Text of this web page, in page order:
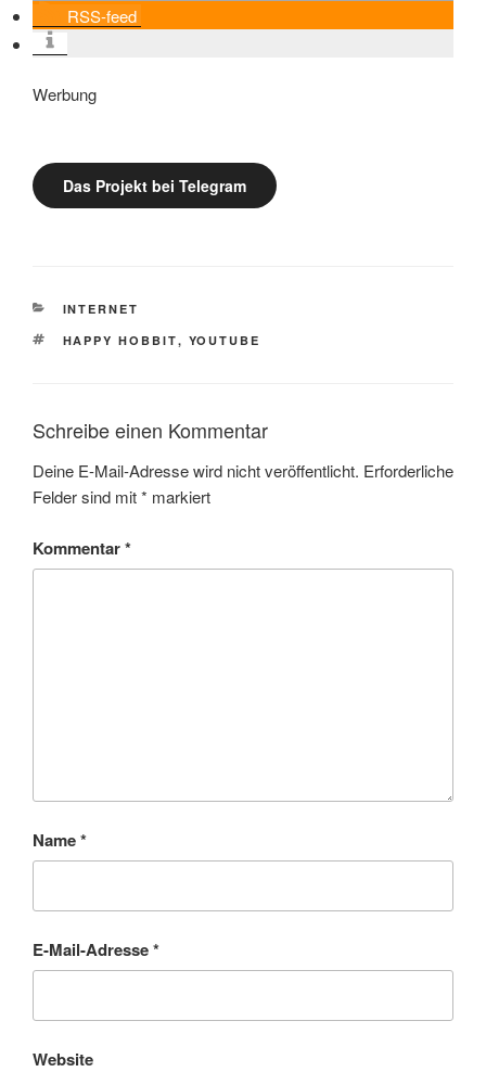
RSS-feed
Werbung
Das Projekt bei Telegram
KATEGORIEN
INTERNET
SCHLAGWÖRTER
HAPPY HOBBIT, YOUTUBE
Schreibe einen Kommentar
Deine E-Mail-Adresse wird nicht veröffentlicht. Erforderliche
Felder sind mit* markiert
Kommentar*
Name*
E-Mail-Adresse*
Website